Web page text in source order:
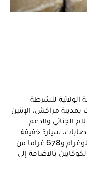
الولائية للشرطة
مراكش، الإثنين
الجنائي والدعم
سيارة خفيفة
على متنها أربعة أشخاص مع حجز 19 كيلوغرام و678 غراما من
من مخدر الكوكايين بالاضافة إلى